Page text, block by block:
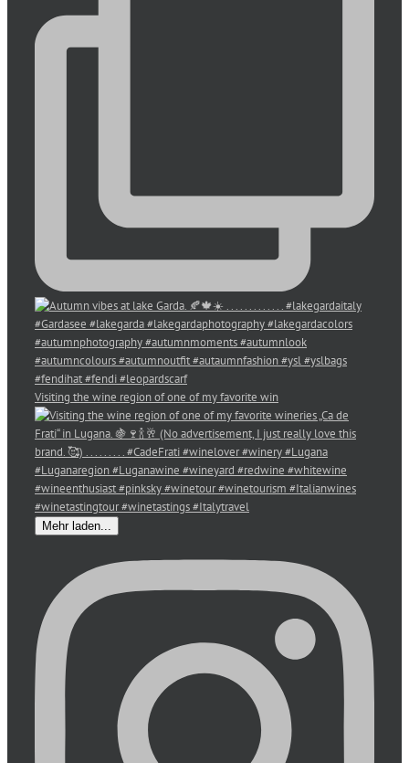
Visiting the wine region of one of my favorite win
Mehr laden...